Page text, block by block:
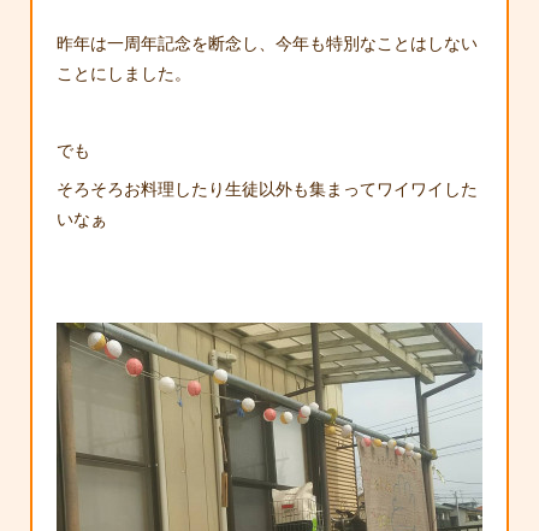
昨年は一周年記念を断念し、今年も特別なことはしない
ことにしました。
でも
そろそろお料理したり生徒以外も集まってワイワイした
いなぁ